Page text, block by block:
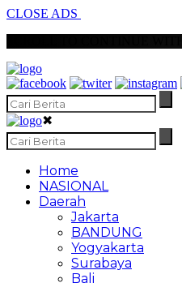
CLOSE ADS
✖
Home
NASIONAL
Daerah
Jakarta
BANDUNG
Yogyakarta
Surabaya
Bali